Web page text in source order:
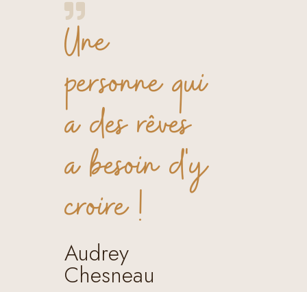
Une
personne qui
a des rêves
a besoin d'y
croire !
Audrey
Chesneau